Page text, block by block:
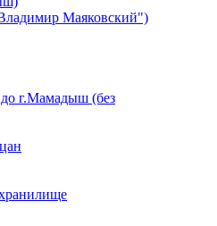
Маяковский")
до г.Мамадыш (без